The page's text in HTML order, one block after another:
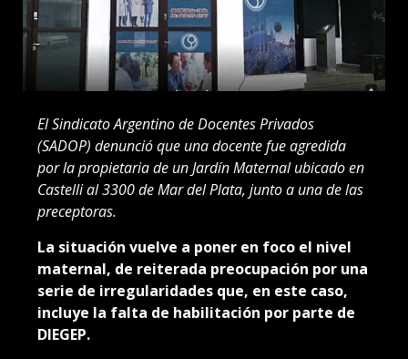
El Sindicato Argentino de Docentes Privados
(SADOP) denunció que una docente fue agredida
por la propietaria de un Jardín Maternal ubicado en
Castelli al 3300 de Mar del Plata, junto a una de las
preceptoras.
La situación vuelve a poner en foco el nivel
maternal, de reiterada preocupación por una
serie de irregularidades que, en este caso,
incluye la falta de habilitación por parte de
DIEGEP.